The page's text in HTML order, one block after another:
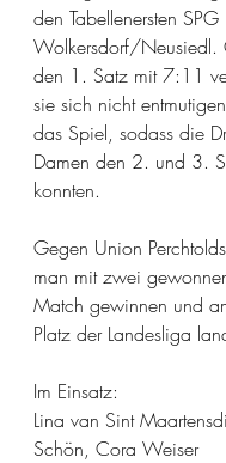
den Tabellenersten SPG
Wolkersdorf/Neusiedl.
den 1. Satz mit 7:11
sie sich nicht
das Spiel, sodass die
Damen den 2. und 3.
konnten.
Gegen Union
man mit zwei
Match gewinnen und
Platz der Landesliga
Im Einsatz:
Lina van Sint
Schön, Cora Weiser